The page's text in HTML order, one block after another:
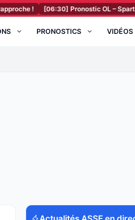
! [06:30] Pronostic OL – Sparta
PRONOSTICS VIDÉOS